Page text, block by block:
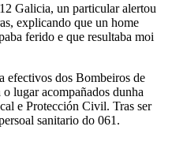
Galicia, un particular alertou
explicando que un home
ferido e que resultaba moi
efectivos dos Bombeiros de
o lugar acompañados dunha
e Protección Civil. Tras ser
sanitario do 061.